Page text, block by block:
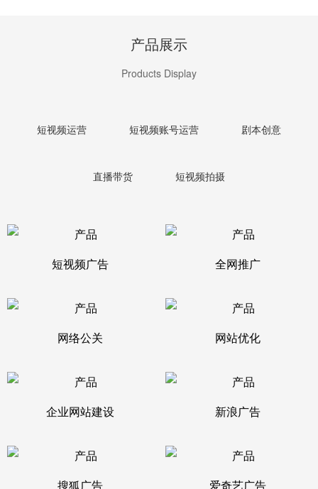
产品展示
Products Display
短视频运营 短视频账号运营 剧本创意
直播带货 短视频拍摄
短视频广告 全网推广
网络公关 网站优化
企业网站建设 新浪广告
搜狐广告 爱奇艺广告